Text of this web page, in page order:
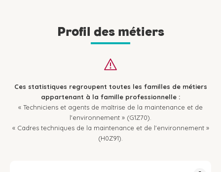
Profil des métiers
Ces statistiques regroupent toutes les familles de métiers
appartenant à la famille professionnelle :
« Techniciens et agents de maîtrise de la maintenance et de
l'environnement » (G1Z70).
« Cadres techniques de la maintenance et de l'environnement »
(H0Z91).